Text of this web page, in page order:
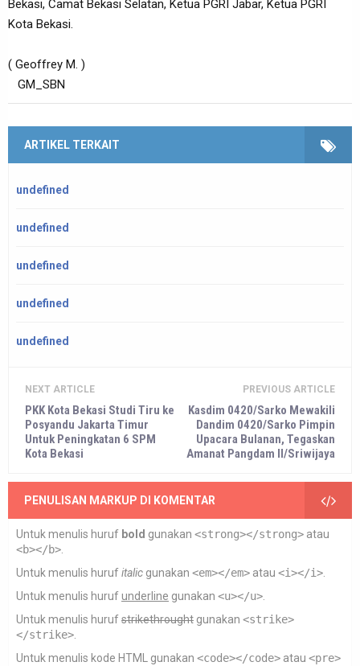
Bekasi, Camat Bekasi Selatan, Ketua PGRI Jabar, Ketua PGRI
Kota Bekasi.
( Geoffrey M. )
GM_SBN
ARTIKEL TERKAIT
undefined
undefined
undefined
undefined
undefined
NEXT ARTICLE
PKK Kota Bekasi Studi Tiru ke
Posyandu Jakarta Timur
Untuk Peningkatan 6 SPM
Kota Bekasi
PREVIOUS ARTICLE
Kasdim 0420/Sarko Mewakili
Dandim 0420/Sarko Pimpin
Upacara Bulanan, Tegaskan
Amanat Pangdam II/Sriwijaya
PENULISAN MARKUP DI KOMENTAR
Untuk menulis huruf bold gunakan <strong></strong> atau
<b></b>.
Untuk menulis hurufitalic gunakan <em></em> atau <i></i>.
Untuk menulis hurufunderline gunakan <u></u>.
Untuk menulis hurufstrikethrought gunakan <strike>
</strike>.
Untuk menulis kode HTML gunakan <code></code> atau <pre>